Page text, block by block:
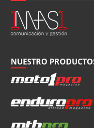
NUESTRO